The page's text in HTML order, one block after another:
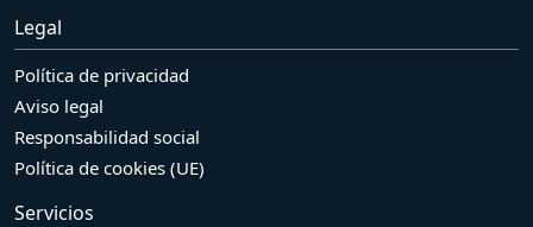
Legal
Política de privacidad
Aviso legal
Responsabilidad social
Política de cookies (UE)
Servicios